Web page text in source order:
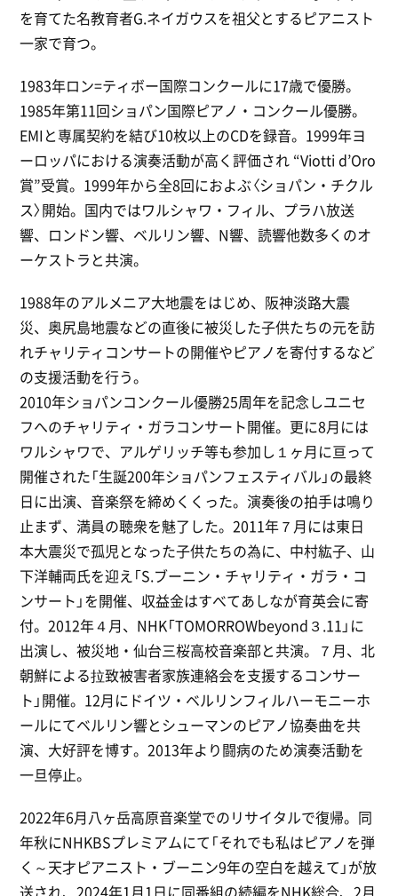
を育てた名教育者G.ネイガウスを祖父とするピアニスト
一家で育つ。
1983年ロン=ティボー国際コンクールに17歳で優勝。
1985年第11回ショパン国際ピアノ・コンクール優勝。
EMIと専属契約を結び10枚以上のCDを録音。1999年ヨ
ーロッパにおける演奏活動が高く評価され “Viotti d’Oro
賞”受賞。1999年から全8回におよぶ〈ショパン・チクル
ス〉開始。国内ではワルシャワ・フィル、プラハ放送
響、ロンドン響、ベルリン響、N響、読響他数多くのオ
ーケストラと共演。
1988年のアルメニア大地震をはじめ、阪神淡路大震
災、奥尻島地震などの直後に被災した子供たちの元を訪
れチャリティコンサートの開催やピアノを寄付するなど
の支援活動を行う。
2010年ショパンコンクール優勝25周年を記念しユニセ
フへのチャリティ・ガラコンサート開催。更に8月には
ワルシャワで、アルゲリッチ等も参加し１ヶ月に亘って
開催された「生誕200年ショパンフェスティバル」の最終
日に出演、音楽祭を締めくくった。演奏後の拍手は鳴り
止まず、満員の聴衆を魅了した。2011年７月には東日
本大震災で孤児となった子供たちの為に、中村紘子、山
下洋輔両氏を迎え「S.ブーニン・チャリティ・ガラ・コ
ンサート」を開催、収益金はすべてあしなが育英会に寄
付。2012年４月、NHK「TOMORROWbeyond３.11」に
出演し、被災地・仙台三桜高校音楽部と共演。７月、北
朝鮮による拉致被害者家族連絡会を支援するコンサー
ト」開催。12月にドイツ・ベルリンフィルハーモニーホ
ールにてベルリン響とシューマンのピアノ協奏曲を共
演、大好評を博す。2013年より闘病のため演奏活動を
一旦停止。
2022年6月八ヶ岳高原音楽堂でのリサイタルで復帰。同
年秋にNHKBSプレミアムにて「それでも私はピアノを弾
く～天才ピアニスト・ブーニン9年の空白を越えて」が放
送され、2024年1月1日に同番組の続編をNHK総合、2月